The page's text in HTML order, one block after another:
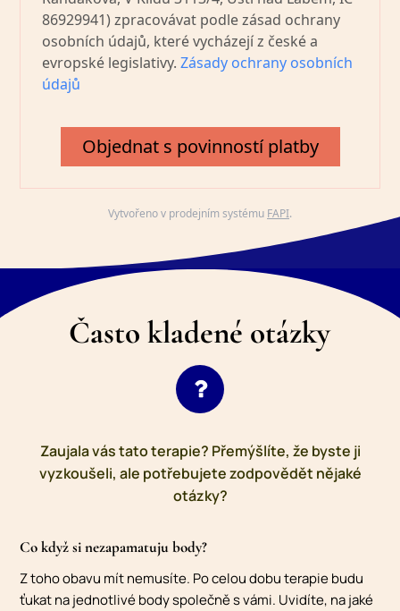
86929941) zpracovávat podle zásad ochrany
osobních údajů, které vycházejí z české a
evropské legislativy.Zásady ochrany osobních
údajů
Objednat s povinností platby
Vytvořeno v prodejním systému FAPI.
Často kladené otázky
Zaujala vás tato terapie? Přemýšlíte, že byste ji
vyzkoušeli, ale potřebujete zodpovědět nějaké
otázky?
Co když si nezapamatuju body?
Z toho obavu mít nemusíte. Po celou dobu terapie budu
ťukat na jednotlivé body společně s vámi. Uvidíte, na jaké